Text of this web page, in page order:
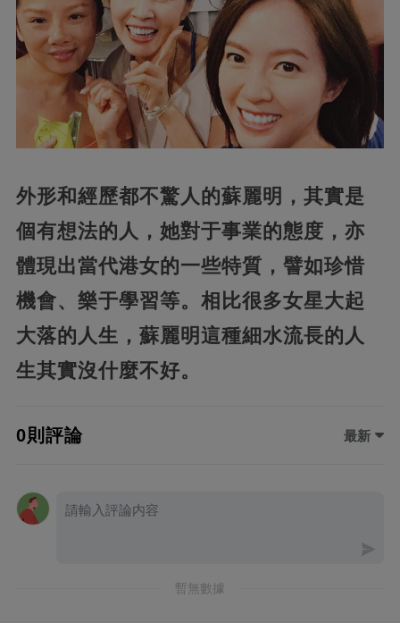
外形和經歷都不驚人的蘇麗明，其實是
個有想法的人，她對于事業的態度，亦
體現出當代港女的一些特質，譬如珍惜
機會、樂于學習等。相比很多女星大起
大落的人生，蘇麗明這種細水流長的人
生其實沒什麼不好。
0則評論 最新
暫無數據